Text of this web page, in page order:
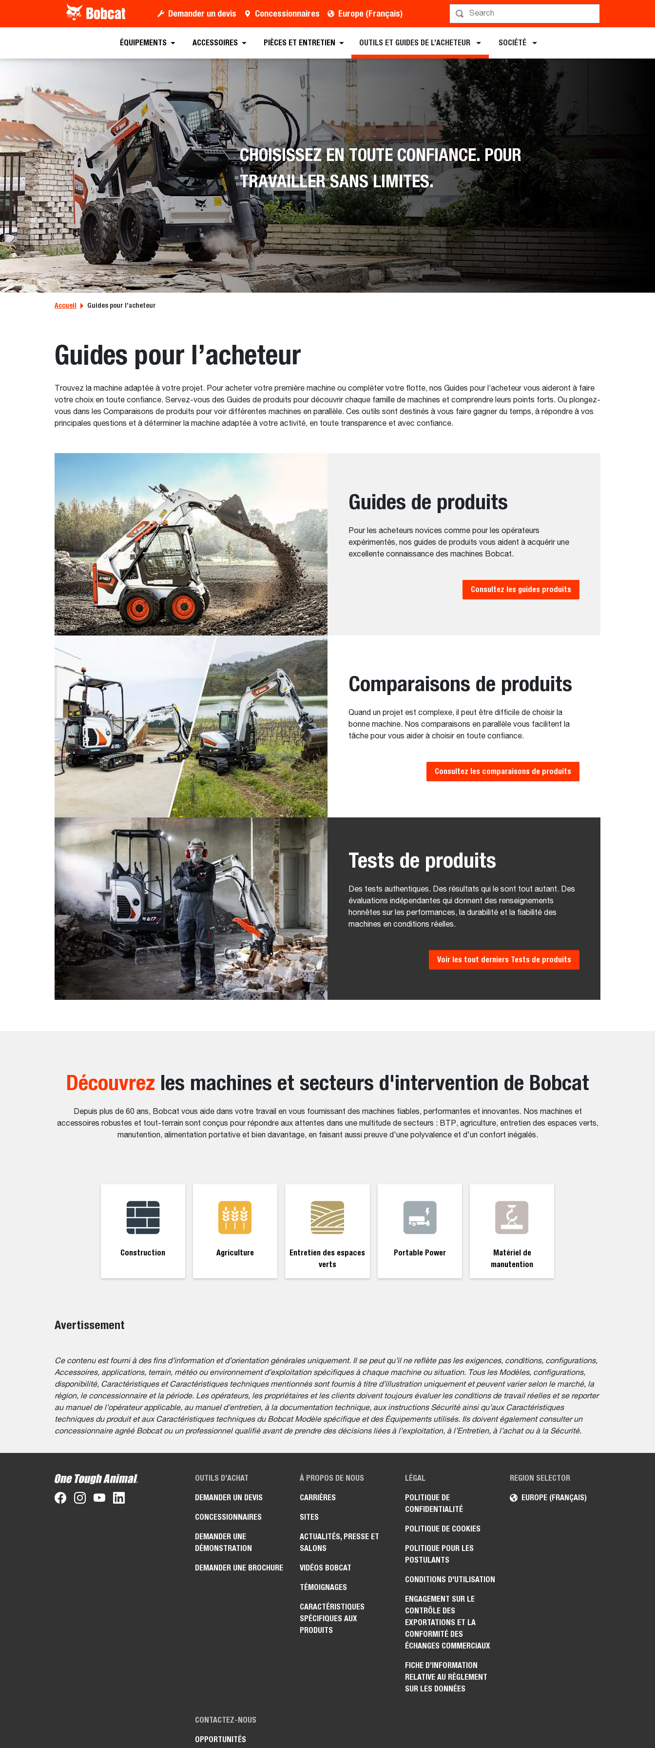
Demander un devis Concessionnaires Europe (Français)
ÉQUIPEMENTS ACCESSOIRES PIÈCES ET ENTRETIEN OUTILS ET GUIDES DE L’ACHETEUR SOCIÉTÉ
CHOISISSEZ EN TOUTE CONFIANCE. POUR
TRAVAILLER SANS LIMITES.
Accueil Guides pour l’acheteur
Guides pour l’acheteur
Trouvez la machine adaptée à votre projet. Pour acheter votre première machine ou compléter votre flotte, nos Guides pour l’acheteur vous aideront à faire
votre choix en toute confiance. Servez-vous des Guides de produits pour découvrir chaque famille de machines et comprendre leurs points forts. Ou plongez-
vous dans les Comparaisons de produits pour voir différentes machines en parallèle. Ces outils sont destinés à vous faire gagner du temps, à répondre à vos
principales questions et à déterminer la machine adaptée à votre activité, en toute transparence et avec confiance.
Guides de produits
Pour les acheteurs novices comme pour les opérateurs
expérimentés, nos guides de produits vous aident à acquérir une
excellente connaissance des machines Bobcat.
Consultez les guides produits
Comparaisons de produits
Quand un projet est complexe, il peut être difficile de choisir la
bonne machine. Nos comparaisons en parallèle vous facilitent la
tâche pour vous aider à choisir en toute confiance.
Consultez les comparaisons de produits
Tests de produits
Des tests authentiques. Des résultats qui le sont tout autant. Des
évaluations indépendantes qui donnent des renseignements
honnêtes sur les performances, la durabilité et la fiabilité des
machines en conditions réelles.
Voir les tout derniers Tests de produits
Découvrez les machines et secteurs d'intervention de Bobcat
Depuis plus de 60 ans, Bobcat vous aide dans votre travail en vous fournissant des machines fiables, performantes et innovantes. Nos machines et
accessoires robustes et tout-terrain sont conçus pour répondre aux attentes dans une multitude de secteurs : BTP, agriculture, entretien des espaces verts,
manutention, alimentation portative et bien davantage, en faisant aussi preuve d'une polyvalence et d'un confort inégalés.
Construction Agriculture
Entretien des espaces
verts
Portable Power
Matériel de
manutention
Avertissement
Ce contenu est fourni à des fins d’information et d’orientation générales uniquement. Il se peut qu’il ne reflète pas les exigences, conditions, configurations,
Accessoires, applications, terrain, météo ou environnement d’exploitation spécifiques à chaque machine ou situation. Tous les Modèles, configurations,
disponibilité, Caractéristiques et Caractéristiques techniques mentionnés sont fournis à titre d’illustration uniquement et peuvent varier selon le marché, la
région, le concessionnaire et la période. Les opérateurs, les propriétaires et les clients doivent toujours évaluer les conditions de travail réelles et se reporter
au manuel de l’opérateur applicable, au manuel d’entretien, à la documentation technique, aux instructions Sécurité ainsi qu’aux Caractéristiques
techniques du produit et aux Caractéristiques techniques du Bobcat Modèle spécifique et des Équipements utilisés. Ils doivent également consulter un
concessionnaire agréé Bobcat ou un professionnel qualifié avant de prendre des décisions liées à l’exploitation, à l’Entretien, à l’achat ou à la Sécurité.
REGION SELECTOR
EUROPE (FRANÇAIS)
OUTILS D’ACHAT
DEMANDER UN DEVIS
CONCESSIONNAIRES
DEMANDER UNE
DÉMONSTRATION
DEMANDER UNE BROCHURE
À PROPOS DE NOUS
CARRIÈRES
SITES
ACTUALITÉS, PRESSE ET
SALONS
VIDÉOS BOBCAT
TÉMOIGNAGES
CARACTÉRISTIQUES
SPÉCIFIQUES AUX
PRODUITS
LÉGAL
POLITIQUE DE
CONFIDENTIALITÉ
POLITIQUE DE COOKIES
POLITIQUE POUR LES
POSTULANTS
CONDITIONS D'UTILISATION
ENGAGEMENT SUR LE
CONTRÔLE DES
EXPORTATIONS ET LA
CONFORMITÉ DES
ÉCHANGES COMMERCIAUX
FICHE D’INFORMATION
RELATIVE AU RÈGLEMENT
SUR LES DONNÉES
CONTACTEZ-NOUS
OPPORTUNITÉS